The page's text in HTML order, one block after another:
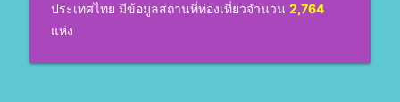
ประเทศไทย มีข้อมูลสถานที่ท่องเที่ยวจำนวน 2,764
แห่ง